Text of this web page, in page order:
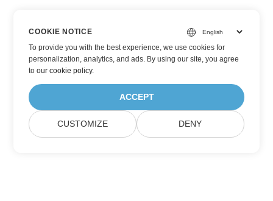
COOKIE NOTICE
To provide you with the best experience, we use cookies for
personalization, analytics, and ads. By using our site, you agree
toour cookie policy.
ACCEPT
CUSTOMIZE DENY